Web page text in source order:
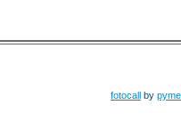
fotocall by